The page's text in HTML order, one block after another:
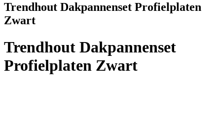
Trendhout Dakpannenset Profielplaten
Zwart
Trendhout Dakpannenset
Profielplaten Zwart